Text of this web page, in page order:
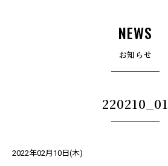
NEWS
お知らせ
220210_01
2022年02月10日(木)